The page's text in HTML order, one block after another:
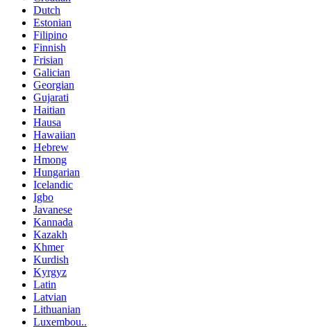
Dutch
Estonian
Filipino
Finnish
Frisian
Galician
Georgian
Gujarati
Haitian
Hausa
Hawaiian
Hebrew
Hmong
Hungarian
Icelandic
Igbo
Javanese
Kannada
Kazakh
Khmer
Kurdish
Kyrgyz
Latin
Latvian
Lithuanian
Luxembou..